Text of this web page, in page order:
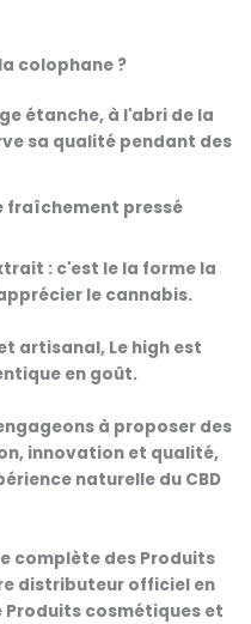
colophane ?
étanche, à l'abri de la
sa qualité pendant des
fraîchement pressé
: c'est le la forme la
le cannabis.
artisanal, Le high est
en goût.
à proposer des
innovation et qualité,
naturelle du CBD
complète des Produits
distributeur officiel en
Produits cosmétiques et